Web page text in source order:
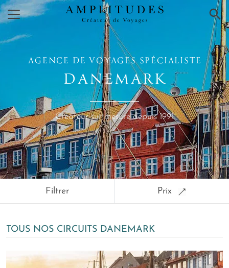
×
AGENCE DE VOYAGES SPÉCIALISTE
DANEMARK
Créateur sur mesure depuis 1991
Filtrer Prix
TOUS NOS CIRCUITS DANEMARK